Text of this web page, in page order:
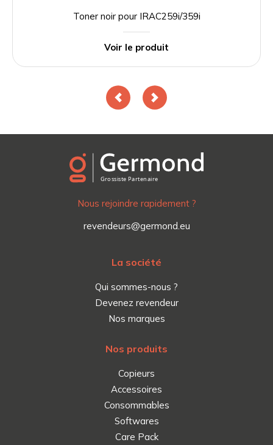
Toner noir pour IRAC259i/359i
Voir le produit
Nous rejoindre rapidement ?
revendeurs@germond.eu
La société
Qui sommes-nous ?
Devenez revendeur
Nos marques
Nos produits
Copieurs
Accessoires
Consommables
Softwares
Care Pack